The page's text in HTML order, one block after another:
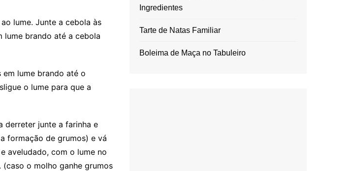
lume. Junte a cebola às
lume brando até a cebola
lume brando até o
o lume para que a
derreter junte a farinha e
formação de grumos) e vá
aveludado, com o lume no
o molho ganhe grumos
Ingredientes
Tarte de Natas Familiar
Boleima de Maça no Tabuleiro